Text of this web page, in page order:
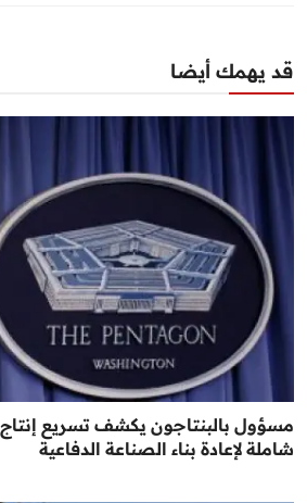
قد يهمك أيضا
مسؤول بالبنتاجون يكشف تسريع
شاملة لإعادة بناء الصناعة الدفاعية